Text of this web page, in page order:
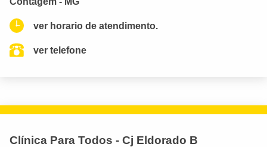
ver horario de atendimento.
ver telefone
Clínica Para Todos - Cj Eldorado B